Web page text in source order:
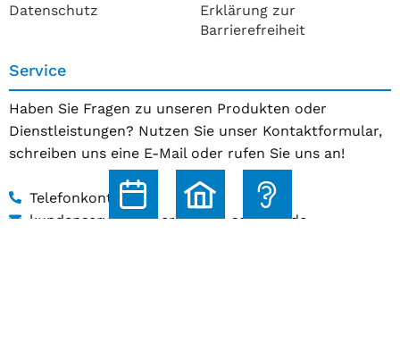
Datenschutz
Erklärung zur
Barrierefreiheit
Service
Haben Sie Fragen zu unseren Produkten oder
Dienstleistungen? Nutzen Sie unser Kontaktformular,
schreiben uns eine E-Mail oder rufen Sie uns an!
Telefonkontakt
kundenservice@hoerakustik-schmitz.de